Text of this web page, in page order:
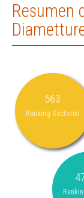
Resumen
563
Ranking Sectorial